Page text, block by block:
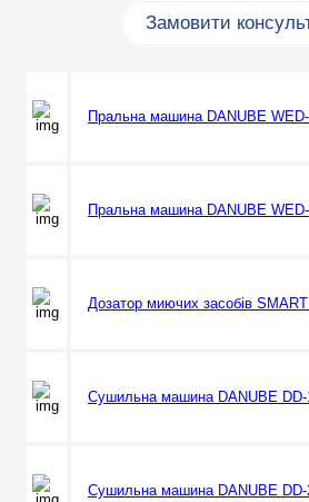
Замовити
Пральна машина DANUBE
Пральна машина DANUBE
Дозатор миючих засобів
Сушильна машина DANUBE DD-
Сушильна машина DANUBE DD-